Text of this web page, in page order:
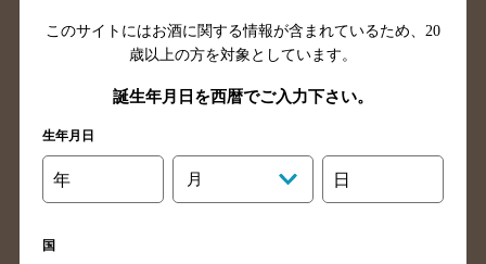
山口県のバー検索
鳥取県のバー検索
香川県のバー検索
愛媛県のバー検索
高知県のバー検索
長崎県のバー検索
佐賀県のバー検索
大分県のバー検索
熊本県のバー検索
このサイトにはお酒に関する情報が含まれているため、 20
歳以上の方を対象としています。
誕生年月日を西暦でご入力下さい。
生年月日
年 月 日
国